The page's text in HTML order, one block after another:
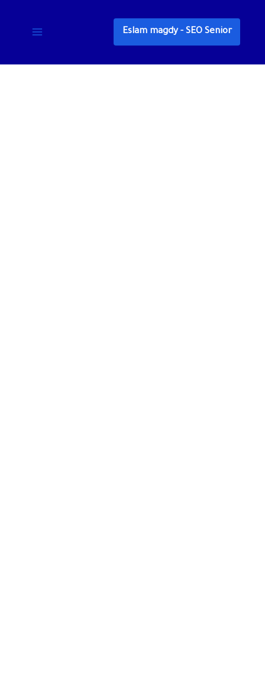
Eslam magdy - SEO Senior